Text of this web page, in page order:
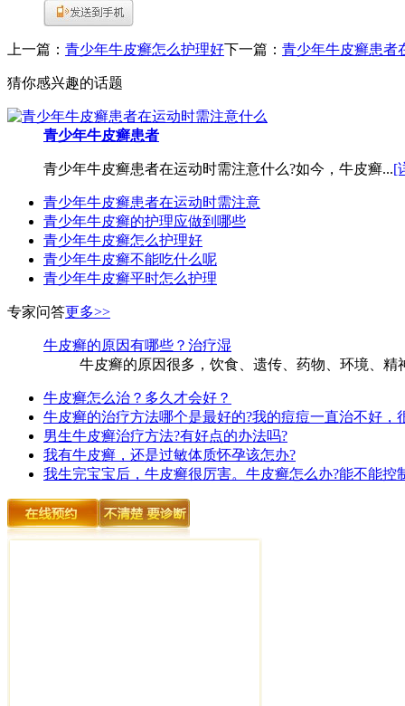
上一篇： 青少年牛皮癣怎么护理好下一篇： 青少年牛皮癣患者
猜你感兴趣的话题
青少年牛皮癣患者
青少年牛皮癣患者在运动时需注意什么?如今，牛皮癣...[
青少年牛皮癣患者在运动时需注意
青少年牛皮癣的护理应做到哪些
青少年牛皮癣怎么护理好
青少年牛皮癣不能吃什么呢
青少年牛皮癣平时怎么护理
专家问答更多>>
牛皮癣的原因有哪些？治疗湿
牛皮癣的原因很多，饮食、遗传、药物、环境、
牛皮癣怎么治？多久才会好？
牛皮癣的治疗方法哪个是最好的?我的痘痘一直治不好，
男生牛皮癣治疗方法?有好点的办法吗?
我有牛皮癣，还是过敏体质怀孕该怎办?
我生完宝宝后，牛皮癣很厉害。牛皮癣怎么办?能不能控